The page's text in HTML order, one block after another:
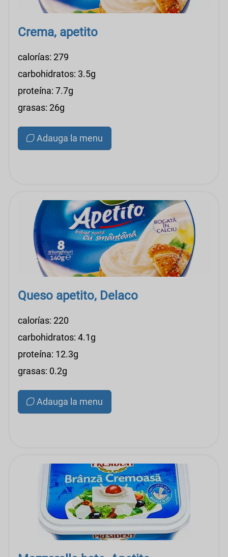
Crema, apetito
calorías: 279
carbohidratos: 3.5g
proteína: 7.7g
grasas: 26g
Adauga la menu
Queso apetito, Delaco
calorías: 220
carbohidratos: 4.1g
proteína: 12.3g
grasas: 0.2g
Adauga la menu